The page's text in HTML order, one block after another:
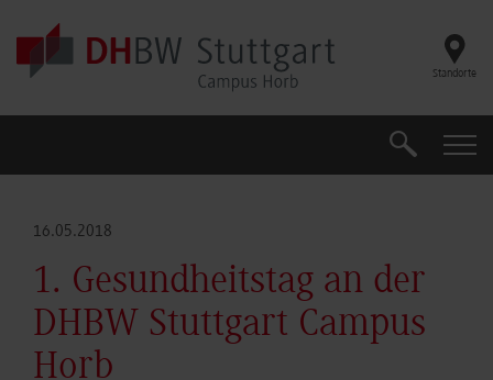
Skip to main content
Standorte
Suche
16.05.2018
1. Gesundheitstag an der
DHBW Stuttgart Campus
Horb